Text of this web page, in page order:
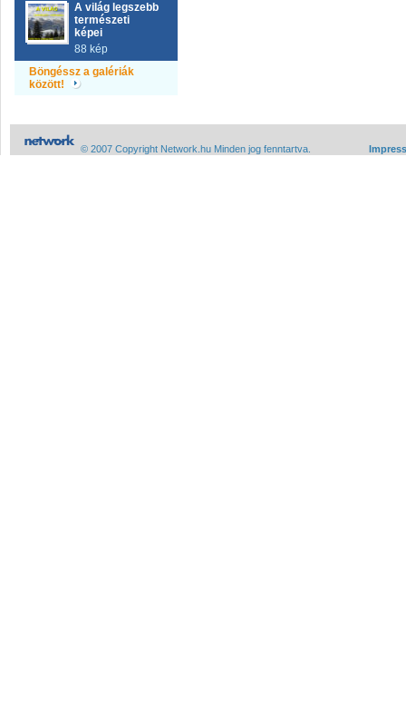
A világ legszebb
természeti
képei
88 kép
Böngéssz a galériák
között!
© 2007 Copyright Network.hu Minden jog fenntartva.